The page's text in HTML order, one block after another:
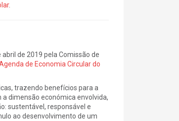
.
de 2019 pela Comissão de
de Economia Circular do
trazendo benefícios para a
dimensão económica envolvida,
sustentável, responsável e
ao desenvolvimento de um